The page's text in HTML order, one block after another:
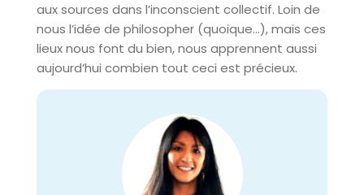
aux sources dans l’inconscient collectif. Loin de
nous l’idée de philosopher (quoique…), mais ces
lieux nous font du bien, nous apprennent aussi
aujourd’hui combien tout ceci est précieux.